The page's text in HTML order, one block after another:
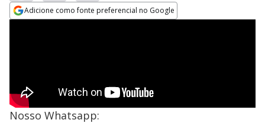
Adicione como fonte preferencial no Google
Nosso Whatsapp: